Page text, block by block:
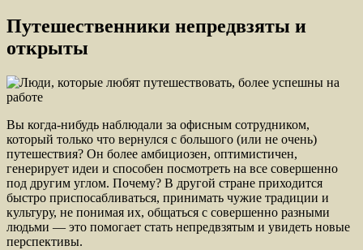
Путешественники непредвзяты и
открыты
Вы когда-нибудь наблюдали за офисным сотрудником,
который только что вернулся с большого (или не очень)
путешествия? Он более амбициозен, оптимистичен,
генерирует идеи и способен посмотреть на все совершенно
под другим углом. Почему? В другой стране приходится
быстро приспосабливаться, принимать чужие традиции и
культуру, не понимая их, общаться с совершенно разными
людьми — это помогает стать непредвзятым и увидеть новые
перспективы.